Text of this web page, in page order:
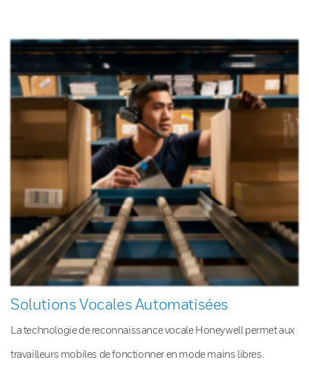
Solutions Vocales Automatisées
La technologie de reconnaissance vocale Honeywell permet aux
travailleurs mobiles de fonctionner en mode mains libres.